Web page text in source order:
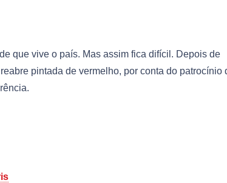
que vive o país. Mas assim fica difícil. Depois de
pintada de vermelho, por conta do patrocínio